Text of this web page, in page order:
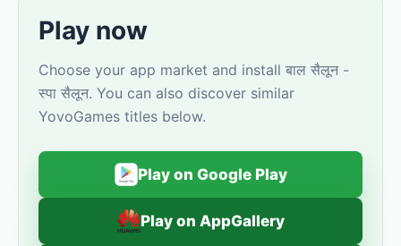
Play now
Choose your app market and install बाल सैलून -
स्पा सैलून. You can also discover similar
YovoGames titles below.
Play on Google Play
Play on AppGallery